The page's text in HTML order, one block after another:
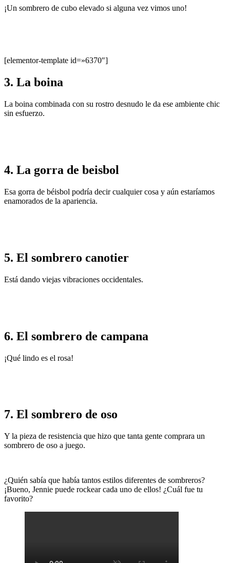
¡Un sombrero de cubo elevado si alguna vez vimos uno!
[elementor-template id=»6370″]
3. La boina
La boina combinada con su rostro desnudo le da ese ambiente chic
sin esfuerzo.
4. La gorra de beisbol
Esa gorra de béisbol podría decir cualquier cosa y aún estaríamos
enamorados de la apariencia.
5. El sombrero canotier
Está dando viejas vibraciones occidentales.
6. El sombrero de campana
¡Qué lindo es el rosa!
7. El sombrero de oso
Y la pieza de resistencia que hizo que tanta gente comprara un
sombrero de oso a juego.
¿Quién sabía que había tantos estilos diferentes de sombreros?
¡Bueno, Jennie puede rockear cada uno de ellos! ¿Cuál fue tu
favorito?